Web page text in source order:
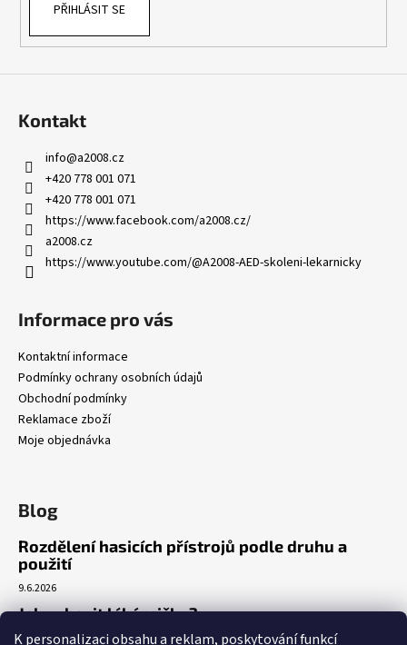
K personalizaci obsahu a reklam, poskytování funkcí
PŘIHLÁSIT SE
Kontakt
info@a2008.cz
+420 778 001 071
+420 778 001 071
https://www.facebook.com/a2008.cz/
a2008.cz
https://www.youtube.com/@A2008-AED-skoleni-lekarnicky
Informace pro vás
Kontaktní informace
Podmínky ochrany osobních údajů
Obchodní podmínky
Reklamace zboží
Moje objednávka
Blog
Rozdělení hasicích přístrojů podle druhu a
použití
9.6.2026
Jak vybavit lékárničku?
7.3.2026